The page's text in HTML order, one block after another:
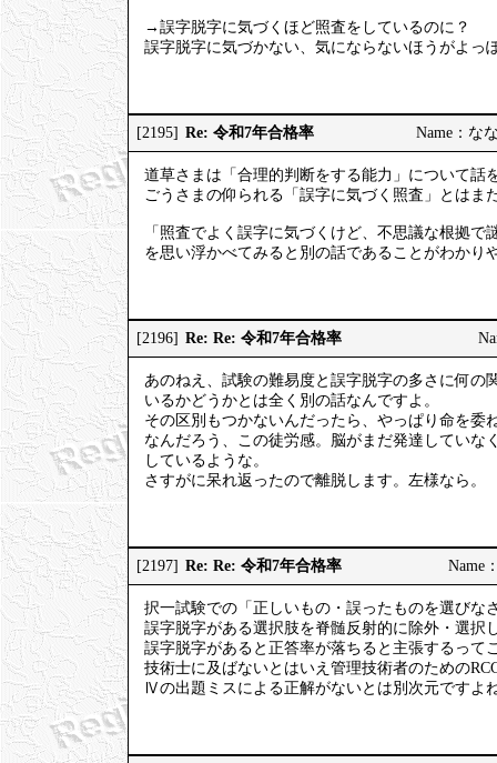
→誤字脱字に気づくほど照査をしているのに？
誤字脱字に気づかない、気にならないほうがよっ
[2195] Re: 令和7年合格率 Name：な
道草さまは「合理的判断をする能力」について話
ごうさまの仰られる「誤字に気づく照査」とはま
「照査でよく誤字に気づくけど、不思議な根拠で
を思い浮かべてみると別の話であることがわかり
[2196] Re: Re: 令和7年合格率
あのねえ、試験の難易度と誤字脱字の多さに何の
いるかどうかとは全く別の話なんですよ。
その区別もつかないんだったら、やっぱり命を委
なんだろう、この徒労感。脳がまだ発達してい
しているような。
さすがに呆れ返ったので離脱します。左様なら。
[2197] Re: Re: 令和7年合格率 Name
択一試験での「正しいもの・誤ったものを選びな
誤字脱字がある選択肢を脊髄反射的に除外・選択
誤字脱字があると正答率が落ちると主張するって
技術士に及ばないとはいえ管理技術者のための
Ⅳの出題ミスによる正解がないとは別次元ですよ